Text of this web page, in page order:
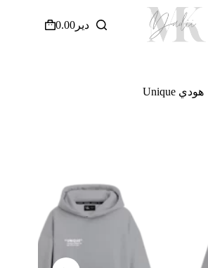
عربة
دير0.00
هودي Unique